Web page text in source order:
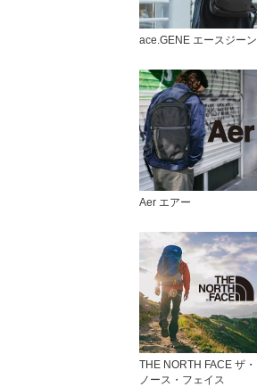
ace.GENE エースジーン
Aer エアー
THE NORTH FACE ザ・
ノース・フェイス